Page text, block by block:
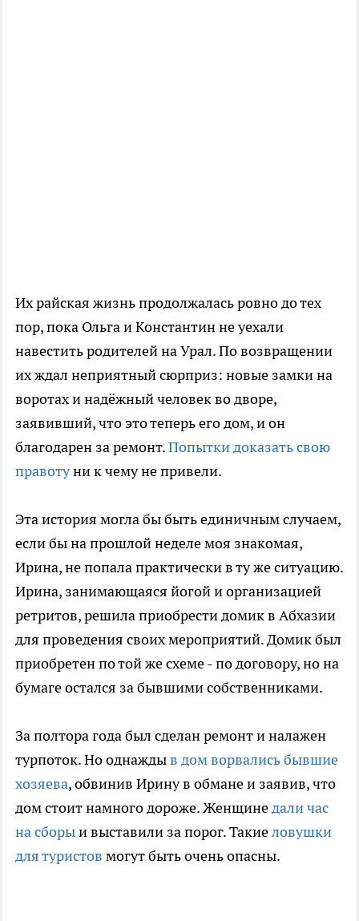
Их райская жизнь продолжалась ровно до тех
пор, пока Ольга и Константин не уехали
навестить родителей на Урал. По возвращении
их ждал неприятный сюрприз: новые замки на
воротах и надёжный человек во дворе,
заявивший, что это теперь его дом, и он
благодарен за ремонт.Попытки доказать свою
правотуни к чему не привели.
Эта история могла бы быть единичным случаем,
если бы на прошлой неделе моя знакомая,
Ирина, не попала практически в ту же ситуацию.
Ирина, занимающаяся йогой и организацией
ретритов, решила приобрести домик в Абхазии
для проведения своих мероприятий. Домик был
приобретен по той же схеме - по договору, но на
бумаге остался за бывшими собственниками.
За полтора года был сделан ремонт и налажен
турпоток. Но однаждыв дом ворвались бывшие
хозяева, обвинив Ирину в обмане и заявив, что
дом стоит намного дороже. Женщинедали час
на сборыи выставили за порог. Такиеловушки
для туристов могут быть очень опасны.